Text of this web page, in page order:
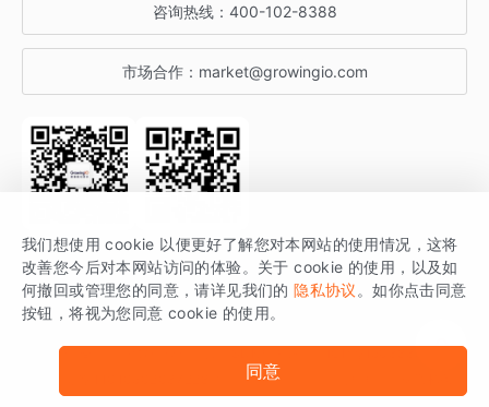
增长博客
开发者文档
SDK 文档
场景指南
增长大会
行业活动
咨询热线： 400-102-8388
市场合作： market@growingio.com
关注公众号 获取更多干货
GrowingIO 是专注于数据智能分析与增长的品牌，核心平台为 GrowingIO
分析云。
版权所有 © 北京易数科技有限公司
我们想使用 cookie 以便更好了解您对本网站的使用情况，这将
改善您今后对本网站访问的体验。关于 cookie 的使用，以及如
何撤回或管理您的同意，请详见我们的 隐私协议 。如你点击同意
按钮，将视为您同意 cookie 的使用。
同意